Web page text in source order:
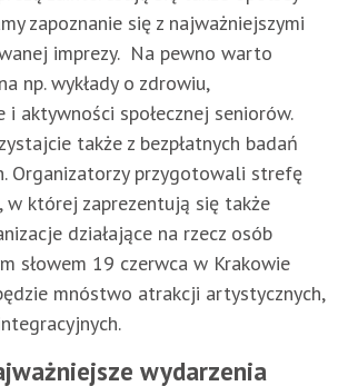
zapoznanie się z najważniejszymi
imprezy. Na pewno warto
np. wykłady o zdrowiu,
i aktywności społecznej seniorów.
także z bezpłatnych badań
Organizatorzy przygotowali strefę
w której zaprezentują się także
działające na rzecz osób
słowem 19 czerwca w Krakowie
mnóstwo atrakcji artystycznych,
wydarzenia